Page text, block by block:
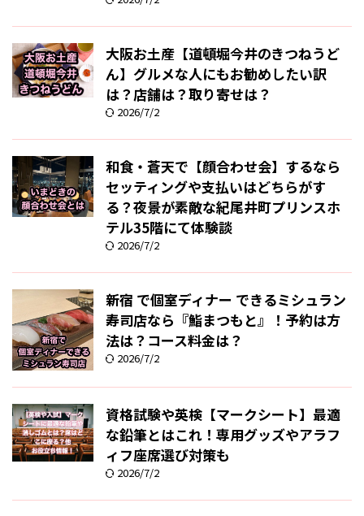
大阪お土産【道頓堀今井のきつねうど
ん】グルメな人にもお勧めしたい訳
は？店舗は？取り寄せは？
2026/7/2
和食・蒼天で【顔合わせ会】するなら
セッティングや支払いはどちらがす
る？夜景が素敵な紀尾井町プリンスホ
テル35階にて体験談
2026/7/2
新宿 で個室ディナー できるミシュラン
寿司店なら『鮨まつもと』！予約は方
法は？コース料金は？
2026/7/2
資格試験や英検【マークシート】最適
な鉛筆とはこれ！専用グッズやアラフ
ィフ座席選び対策も
2026/7/2